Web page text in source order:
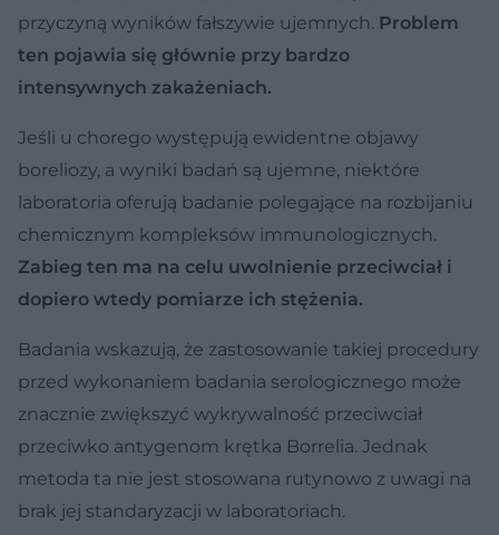
przyczyną wyników fałszywie ujemnych. Problem
ten pojawia się głównie przy bardzo
intensywnych zakażeniach.
Jeśli u chorego występują ewidentne objawy
boreliozy, a wyniki badań są ujemne, niektóre
laboratoria oferują badanie polegające na rozbijaniu
chemicznym kompleksów immunologicznych.
Zabieg ten ma na celu uwolnienie przeciwciał i
dopiero wtedy pomiarze ich stężenia.
Badania wskazują, że zastosowanie takiej procedury
przed wykonaniem badania serologicznego może
znacznie zwiększyć wykrywalność przeciwciał
przeciwko antygenom krętka Borrelia. Jednak
metoda ta nie jest stosowana rutynowo z uwagi na
brak jej standaryzacji w laboratoriach.